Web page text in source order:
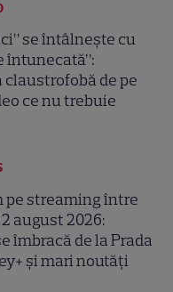
se întâlnește cu
întunecată”:
claustrofobă de pe
ce nu trebuie
pe streaming între
august 2026:
îmbracă de la Prada
și mari noutăți